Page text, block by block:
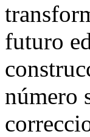
futuro
número